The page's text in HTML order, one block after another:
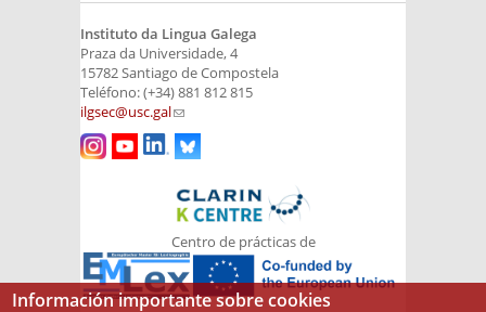
Instituto da Lingua Galega
Praza da Universidade, 4
15782 Santiago de Compostela
Teléfono: (+34) 881 812 815
ilgsec@usc.gal(link sends e-mail)
Centro de prácticas de
Información importante sobre cookies